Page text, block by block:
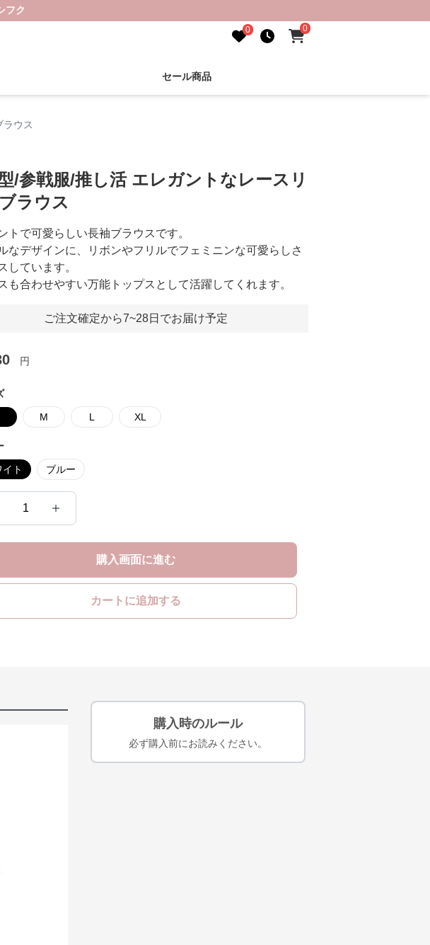
フク
0 0
セール商品
ウス
/参戦服/推し活 エレガントなレースリ
ラウス
トで可愛らしい長袖ブラウスです。
なデザインに、リボンやフリルでフェミニンな可愛らしさ
しています。
も合わせやすい万能トップスとして活躍してくれます。
ご注文確定から7~28日でお届け予定
円
M L XL
イト ブルー
1
購入画面に進む
カートに追加する
購入時のルール
必ず購入前にお読みください。